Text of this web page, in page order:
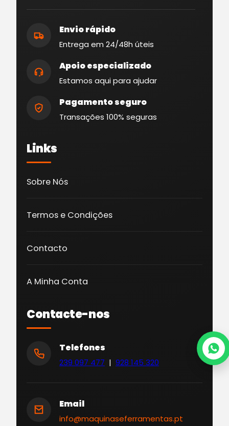
Envio rápido
Entrega em 24/48h úteis
Apoio especializado
Estamos aqui para ajudar
Pagamento seguro
Transações 100% seguras
Links
Sobre Nós
Termos e Condições
Contacto
A Minha Conta
Contacte-nos
Telefones
239 097 477 | 928 145 320
Email
info@maquinaseferramentas.pt